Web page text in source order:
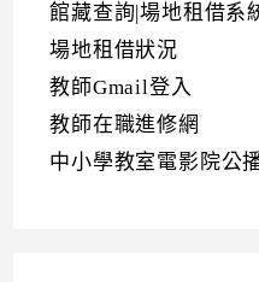
館藏查詢|場地租借系
場地租借狀況
教師Gmail登入
教師在職進修網
中小學教室電影院公